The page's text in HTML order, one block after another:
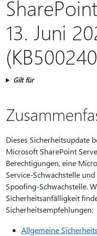
13. Juni
Gilt für
Dieses Sicherheitsupdate
Microsoft SharePoint
Berechtigungen, eine
Service-Schwachstelle
Spoofing-Schwachstelle.
Sicherheitsanfälligkeit
Sicherheitsempfehlungen:
Allgemeine